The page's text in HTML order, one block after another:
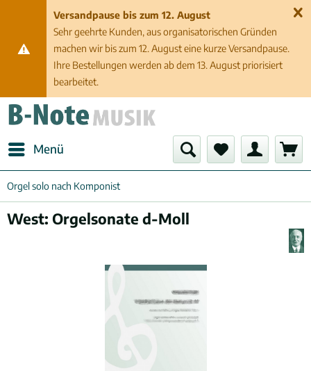
Versandpause bis zum 12. August
Sehr geehrte Kunden, aus organisatorischen Gründen
machen wir bis zum 12. August eine kurze Versandpause.
Ihre Bestellungen werden ab dem 13. August priorisiert
bearbeitet.
Menü
Orgel solo nach Komponist
West: Orgelsonate d-Moll